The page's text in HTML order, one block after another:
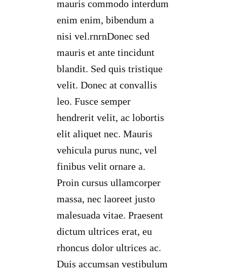
mauris commodo interdum
enim enim, bibendum a
nisi vel.rnrnDonec sed
mauris et ante tincidunt
blandit. Sed quis tristique
velit. Donec at convallis
leo. Fusce semper
hendrerit velit, ac lobortis
elit aliquet nec. Mauris
vehicula purus nunc, vel
finibus velit ornare a.
Proin cursus ullamcorper
massa, nec laoreet justo
malesuada vitae. Praesent
dictum ultrices erat, eu
rhoncus dolor ultrices ac.
Duis accumsan vestibulum